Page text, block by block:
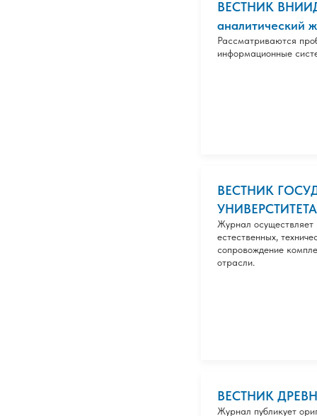
ВЕСТНИК
аналитический
Рассматриваются
информационные
ВЕСТНИК
Журнал осуществляет
естественных,
сопровождение
отрасли.
ВЕСТНИК
Журнал публикует